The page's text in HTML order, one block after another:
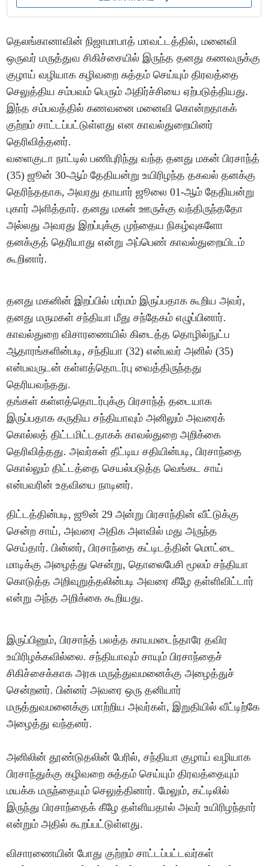
தெலங்கானாவின் நிஜாமாபாத் மாவட்டத்தில், மனைவி
ஒருவர் மருத்துவ சிகிச்சையில் இருந்த தனது கணவருக்கு
குழாய் வழியாக கழிவறை சுத்தம் செய்யும் திரவத்தை
செலுத்திய சம்பவம் பெரும் அதிர்ச்சியை ஏற்படுத்தியது.
இந்த சம்பவத்தில் கணவனை மனைவி கொன்றதாகக்
குற்றம் சாட்டப்பட்டுள்ளது என காவல்துறையினர்
தெரிவித்தனர்.
வளைகுடா நாட்டில் பணிபுரிந்து வந்த தனது மகன் பிரசாந்த்
(35) ஜூன் 30-ஆம் தேதியன்று உயிரிழந்த தகவல் தனக்கு
தெரிந்ததாக, அவரது தாயார் ஜூலை 01-ஆம் தேதியன்று
புகார் அளித்தார். தனது மகன் ஊருக்கு வந்திருந்ததோ
அல்லது அவரது இறப்புக்கு முந்தைய நிகழ்வுகளோ
தனக்குத் தெரியாது என்று அப்பெண் காவல்துறையிடம்
கூறினார்.
தனது மகனின் இறப்பில் மர்மம் இருப்பதாக கூறிய அவர்,
தனது மருமகள் சந்தியா மீது சந்தேகம் எழுப்பினார்.
காவல்துறை விசாரணையில் கிடைத்த தொழில்நுட்ப
ஆதாரங்களின்படி, சந்தியா (32) என்பவர் அனில் (35)
என்பவருடன் கள்ளத்தொடர்பு வைத்திருந்தது
தெரியவந்தது.
தங்கள் கள்ளத்தொடர்புக்கு பிரசாந்த் தடையாக
இருப்பதாக கருதிய சந்தியாவும் அனிலும் அவரைக்
கொல்லத் திட்டமிட்டதாகக் காவல்துறை அறிக்கை
தெரிவித்தது. அவர்கள் தீட்டிய சதியின்படி, பிரசாந்தை
கொல்லும் திட்டத்தை செயல்படுத்த வெங்கட சாய்
என்பவரின் உதவியை நாடினர்.
திட்டத்தின்படி, ஜூன் 29 அன்று பிரசாந்தின் வீட்டுக்கு
சென்ற சாய், அவரை அதிக அளவில் மது அருந்த
செய்தார். பின்னர், பிரசாந்தை கட்டிடத்தின் மொட்டை
மாடிக்கு அழைத்து சென்று, தொலைபேசி மூலம் சந்தியா
கொடுத்த அறிவுறுத்தலின்படி அவரை கீழே தள்ளிவிட்டார்
என்று அந்த அறிக்கை கூறியது.
இருப்பினும், பிரசாந்த் பலத்த காயமடைந்தாரே தவிர
உயிரிழக்கவில்லை. சந்தியாவும் சாயும் பிரசாந்தைச்
சிகிச்சைக்காக அரசு மருத்துவமனைக்கு அழைத்துச்
சென்றனர். பின்னர் அவரை ஒரு தனியார்
மருத்துவமனைக்கு மாற்றிய அவர்கள், இறுதியில் வீட்டிற்கே
அழைத்து வந்தனர்.
அனிலின் தூண்டுதலின் பேரில், சந்தியா குழாய் வழியாக
பிரசாந்துக்கு கழிவறை சுத்தம் செய்யும் திரவத்தையும்
மயக்க மருந்தையும் செலுத்தினார். மேலும், கட்டிலில்
இருந்து பிரசாந்தைக் கீழே தள்ளியதால் அவர் உயிரிழந்தார்
என்றும் அதில் கூறப்பட்டுள்ளது.
விசாரணையின் போது குற்றம் சாட்டப்பட்டவர்கள்